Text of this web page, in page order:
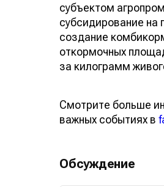
субъектом
субсидирование на
создание
откормочных
за килограмм
Смотрите больше
важных событиях в
Обсуждение